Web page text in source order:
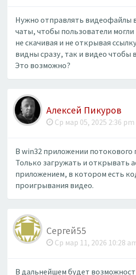
Нужно отправлять видеофайлы
чаты, чтобы пользователи могли
не скачивая и не открывая
видны сразу, так и видео чтобы
Это возможно?
Алексей Пикуров
Ср мар 05, 2025 2:36 pm
В win32 приложении потокового
Только загружать и открывать
приложением, в котором есть
проигрывания видео.
Сергей55
Ср мар 11, 2026 10:28
В дальнейшем будет